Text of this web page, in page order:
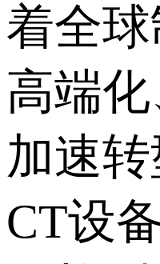
着全
高端
加速
CT设